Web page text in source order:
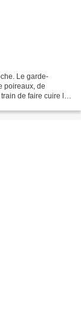
Le garde-
poireaux, de
de faire cuire la